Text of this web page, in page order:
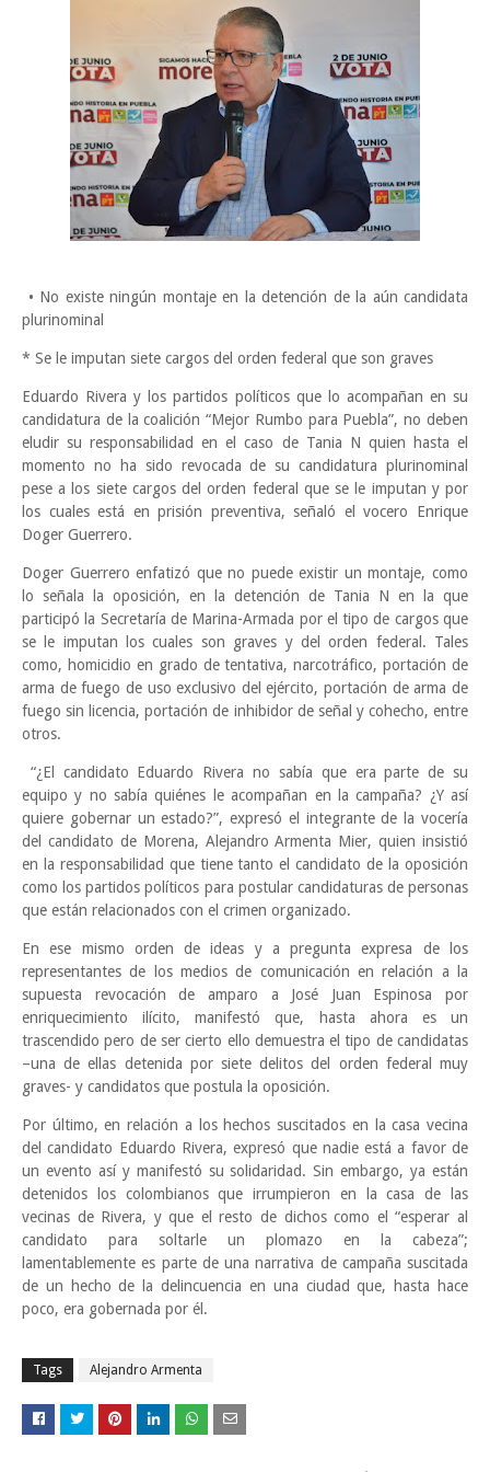
• No existe ningún montaje en la detención de la aún candidata
plurinominal
* Se le imputan siete cargos del orden federal que son graves
Eduardo Rivera y los partidos políticos que lo acompañan en su
candidatura de la coalición “Mejor Rumbo para Puebla”, no deben
eludir su responsabilidad en el caso de Tania N quien hasta el
momento no ha sido revocada de su candidatura plurinominal
pese a los siete cargos del orden federal que se le imputan y por
los cuales está en prisión preventiva, señaló el vocero Enrique
Doger Guerrero.
Doger Guerrero enfatizó que no puede existir un montaje, como
lo señala la oposición, en la detención de Tania N en la que
participó la Secretaría de Marina-Armada por el tipo de cargos que
se le imputan los cuales son graves y del orden federal. Tales
como, homicidio en grado de tentativa, narcotráfico, portación de
arma de fuego de uso exclusivo del ejército, portación de arma de
fuego sin licencia, portación de inhibidor de señal y cohecho, entre
otros.
“¿El candidato Eduardo Rivera no sabía que era parte de su
equipo y no sabía quiénes le acompañan en la campaña? ¿Y así
quiere gobernar un estado?”, expresó el integrante de la vocería
del candidato de Morena, Alejandro Armenta Mier, quien insistió
en la responsabilidad que tiene tanto el candidato de la oposición
como los partidos políticos para postular candidaturas de personas
que están relacionados con el crimen organizado.
En ese mismo orden de ideas y a pregunta expresa de los
representantes de los medios de comunicación en relación a la
supuesta revocación de amparo a José Juan Espinosa por
enriquecimiento ilícito, manifestó que, hasta ahora es un
trascendido pero de ser cierto ello demuestra el tipo de candidatas
–una de ellas detenida por siete delitos del orden federal muy
graves- y candidatos que postula la oposición.
Por último, en relación a los hechos suscitados en la casa vecina
del candidato Eduardo Rivera, expresó que nadie está a favor de
un evento así y manifestó su solidaridad. Sin embargo, ya están
detenidos los colombianos que irrumpieron en la casa de las
vecinas de Rivera, y que el resto de dichos como el “esperar al
candidato para soltarle un plomazo en la cabeza”;
lamentablemente es parte de una narrativa de campaña suscitada
de un hecho de la delincuencia en una ciudad que, hasta hace
poco, era gobernada por él.
Tags Alejandro Armenta